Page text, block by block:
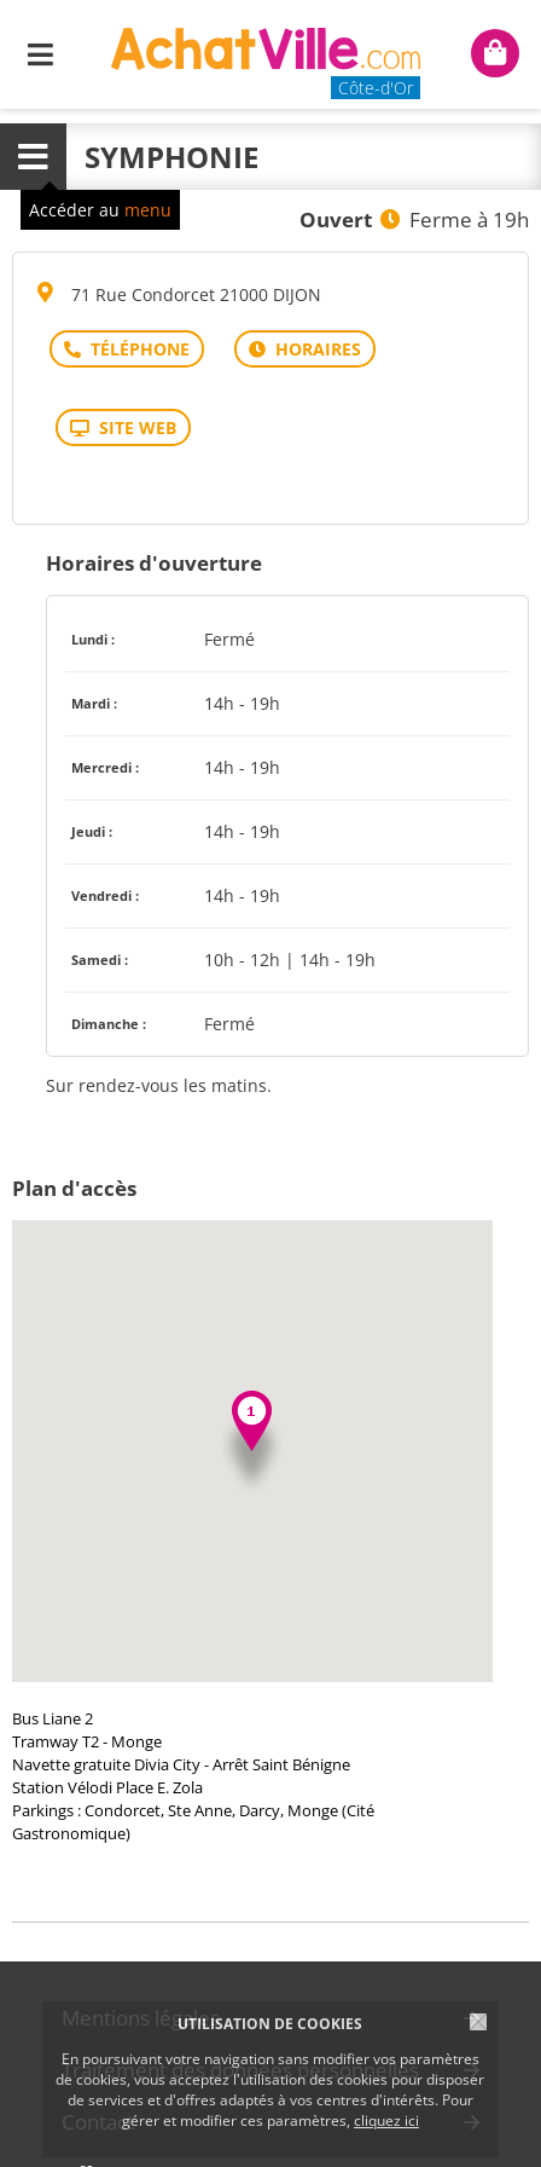
UTILISATION DE COOKIES
En poursuivant votre navigation sans modifier vos paramètres
de cookies, vous acceptez l'utilisation des cookies pour disposer
de services et d'offres adaptés à vos centres d'intérêts. Pour
gérer et modifier ces paramètres, cliquez ici
Menu
Côte-d'Or
Mon
Menu SYMPHONIE
Ouvert Ferme à 19h
71 Rue Condorcet 21000 DIJON
Accéder au menu
Horaires d'ouverture
Lundi : Fermé
Mardi : 14h - 19h
Mercredi : 14h - 19h
Jeudi : 14h - 19h
Vendredi : 14h - 19h
Samedi : 10h - 12h | 14h - 19h
Dimanche : Fermé
Sur rendez-vous les matins.
Plan d'accès
Bus Liane 2
Tramway T2 - Monge
Navette gratuite Divia City - Arrêt Saint Bénigne
Station Vélodi Place E. Zola
Parkings : Condorcet, Ste Anne, Darcy, Monge (Cité
Gastronomique)
Mentions légales
Traitement des données personnelles
Contact